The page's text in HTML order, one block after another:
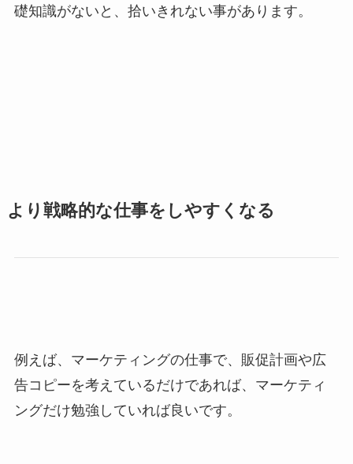
礎知識がないと、拾いきれない事があります。
より戦略的な仕事をしやすくなる
例えば、マーケティングの仕事で、販促計画や広
告コピーを考えているだけであれば、マーケティ
ングだけ勉強していれば良いです。